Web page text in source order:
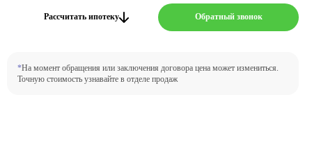
Рассчитать ипотеку Обратный звонок
*На момент обращения или заключения договора цена может измениться.
Точную стоимость узнавайте в отделе продаж